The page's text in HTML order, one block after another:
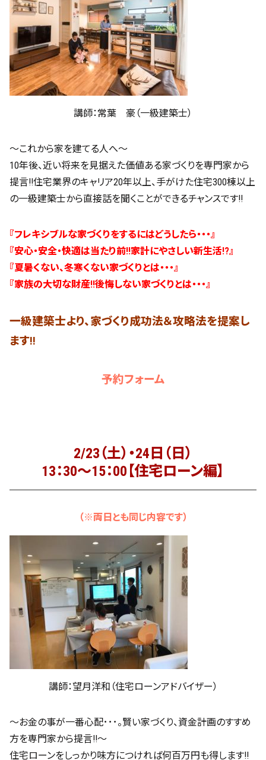
講師：常葉 豪（一級建築士）
～これから家を建てる人へ～
10年後、近い将来を見据えた価値ある家づくりを専門家から
提言!!住宅業界のキャリア20年以上、手がけた住宅300棟以上
の一級建築士から直接話を聞くことができるチャンスです!!
『フレキシブルな家づくりをするにはどうしたら・・・』
『安心・安全・快適は当たり前!!家計にやさしい新生活!?』
『夏暑くない、冬寒くない家づくりとは・・・』
『家族の大切な財産!!後悔しない家づくりとは・・・』
一級建築士より、家づくり成功法＆攻略法を提案し
ます!!
予約フォーム
2/23（土）・24日（日）
13：30～15：00【住宅ローン編】
（※両日とも同じ内容です）
講師：望月洋和（住宅ローンアドバイザー）
～お金の事が一番心配･･･。賢い家づくり、資金計画のすすめ
方を専門家から提言!!～
住宅ローンをしっかり味方につければ何百万円も得します!!